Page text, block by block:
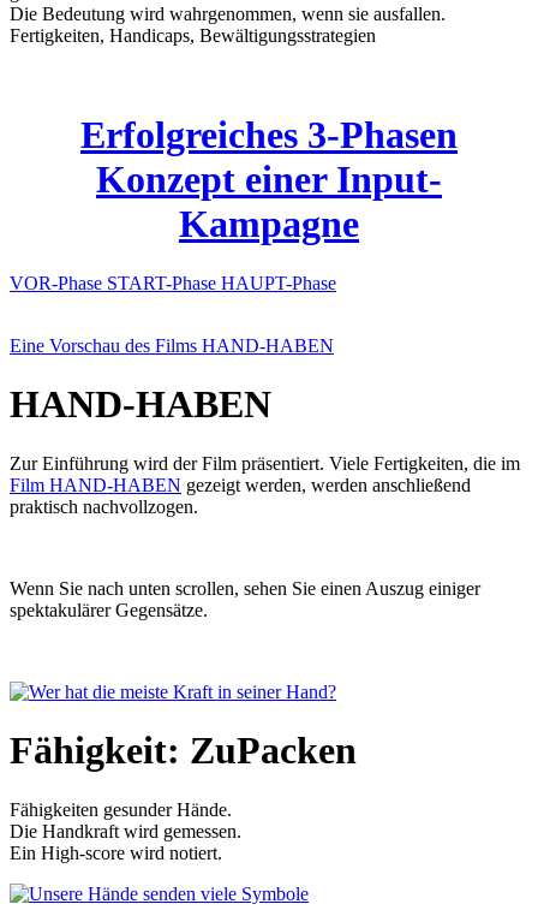
Die Bedeutung wird wahrgenommen, wenn sie ausfallen.
Fertigkeiten, Handicaps, Bewältigungsstrategien
Erfolgreiches 3-Phasen
Konzept einer Input-
Kampagne
VOR-Phase START-Phase HAUPT-Phase
Eine Vorschau des Films HAND-HABEN
HAND-HABEN
Zur Einführung wird der Film präsentiert. Viele Fertigkeiten, die im
Film HAND-HABEN gezeigt werden, werden anschließend
praktisch nachvollzogen.
Wenn Sie nach unten scrollen, sehen Sie einen Auszug einiger
spektakulärer Gegensätze.
Fähigkeit: ZuPacken
Fähigkeiten gesunder Hände.
Die Handkraft wird gemessen.
Ein High-score wird notiert.